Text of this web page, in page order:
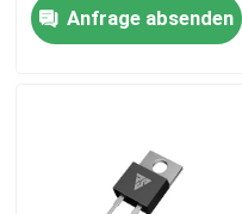
Bitte um ein Angebot
Siliziumkarbid-MOSFET
ProzessAnfrage absenden